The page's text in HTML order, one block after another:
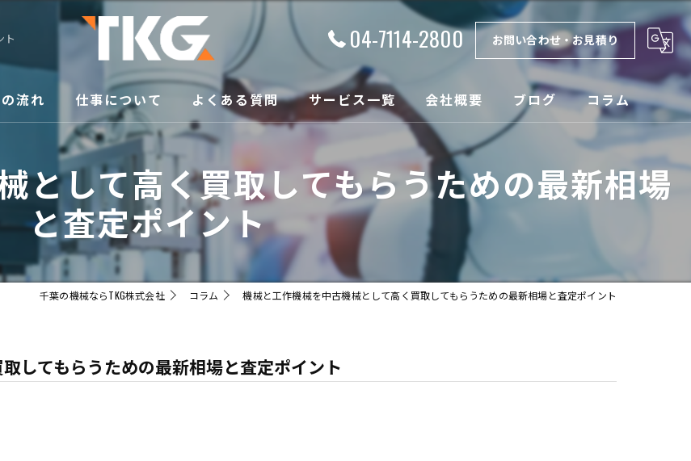
ト 04-7114-2800 お問い合わせ・お見積り
流れ 仕事について よくある質問 サービス一覧
買取
メンテナンス
会社概要
漫画特集
ブログ コラム
として高く買取してもらうための最新相場
と査定ポイント
千葉の機械ならTKG株式会社 コラム 機械と工作機械を中古機械として高く買取してもらうための最新相場と査定ポイント
してもらうための最新相場と査定ポイント